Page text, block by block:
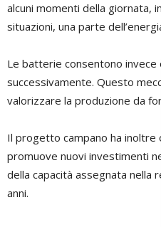
alcuni momenti della giornata,
situazioni, una parte
Le batterie consentono invece
successivamente. Questo
valorizzare la produzione da
Il progetto campano ha
promuove nuovi investimenti
della capacità assegnata nella
anni.